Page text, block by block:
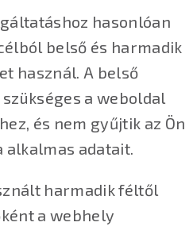
hasonlóan
belső és harmadik
használ. A belső
a weboldal
és nem gyűjtik az Ön
alkalmas adatait.
harmadik féltől
a webhely